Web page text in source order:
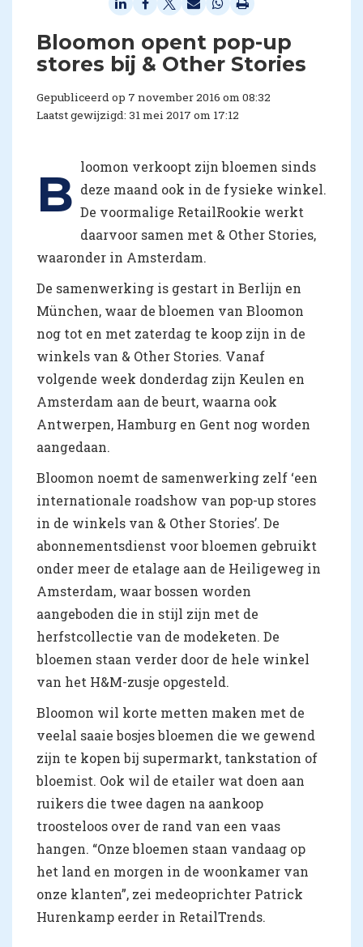
​Bloomon opent pop-up
stores bij & Other Stories
Gepubliceerd op 7 november 2016 om 08:32
Laatst gewijzigd: 31 mei 2017 om 17:12
B loomon verkoopt zijn bloemen sinds
deze maand ook in de fysieke winkel.
De voormalige RetailRookie werkt
daarvoor samen met & Other Stories,
waaronder in Amsterdam.
De samenwerking is gestart in Berlijn en
München, waar de bloemen van Bloomon
nog tot en met zaterdag te koop zijn in de
winkels van & Other Stories. Vanaf
volgende week donderdag zijn Keulen en
Amsterdam aan de beurt, waarna ook
Antwerpen, Hamburg en Gent nog worden
aangedaan.
Bloomon noemt de samenwerking zelf ‘een
internationale roadshow van pop-up stores
in de winkels van & Other Stories’. De
abonnementsdienst voor bloemen gebruikt
onder meer de etalage aan de Heiligeweg in
Amsterdam, waar bossen worden
aangeboden die in stijl zijn met de
herfstcollectie van de modeketen. De
bloemen staan verder door de hele winkel
van het H&M-zusje opgesteld.
Bloomon wil korte metten maken met de
veelal saaie bosjes bloemen die we gewend
zijn te kopen bij supermarkt, tankstation of
bloemist. Ook wil de etailer wat doen aan
ruikers die twee dagen na aankoop
troosteloos over de rand van een vaas
hangen. “Onze bloemen staan vandaag op
het land en morgen in de woonkamer van
onze klanten”, zei medeoprichter Patrick
Hurenkamp eerder in RetailTrends.